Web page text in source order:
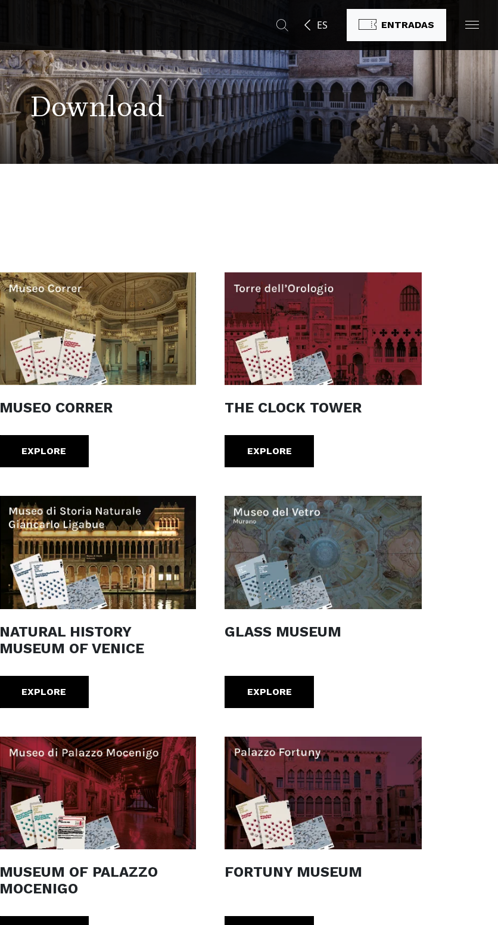
ES ENTRADAS
Download
MUSEO CORRER
EXPLORE
THE CLOCK TOWER
EXPLORE
NATURAL HISTORY
MUSEUM OF VENICE
EXPLORE
GLASS MUSEUM
EXPLORE
MUSEUM OF PALAZZO
MOCENIGO
FORTUNY MUSEUM